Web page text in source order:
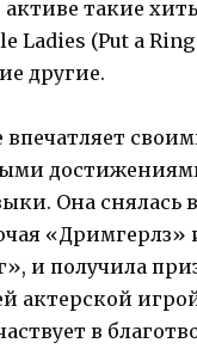
такие
Ladies (Put a
другие.
Она снялась
«Дримгерлз»
и получила
актерской
в